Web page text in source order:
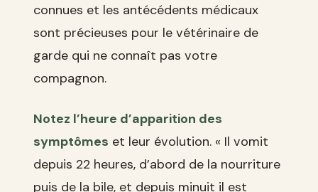
connues et les antécédents médicaux
sont précieuses pour le vétérinaire de
garde qui ne connaît pas votre
compagnon.
Notez l’heure d’apparition des
symptômes et leur évolution. « Il vomit
depuis 22 heures, d’abord de la nourriture
puis de la bile, et depuis minuit il est